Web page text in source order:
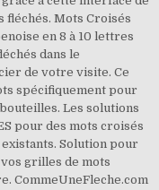
fléchés. Mots Croisés
en 8 à 10 lettres
dans le
de votre visite. Ce
spécifiquement pour
Les solutions
pour des mots croisés
Solution pour
grilles de mots
CommeUneFleche.com